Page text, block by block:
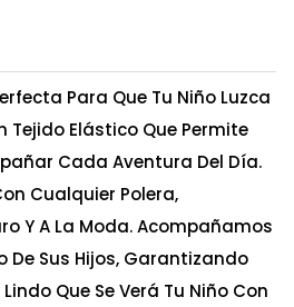
Para Que Tu Niño Luzca
Tejido Elástico Que Permite
Cada Aventura Del Día.
Cualquier Polera,
Y A La Moda. Acompañamos
De Sus Hijos, Garantizando
Que Se Verá Tu Niño Con